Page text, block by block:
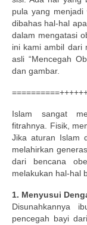
Kajian
FAQ
Contact
About
pula yang
dibahas hal-hal
dalam mengatasi
ini kami ambil dari
asli “Mencegah
dan gambar.
Islam sangat
fitrahnya. Fisik,
Jika aturan Islam
melahirkan
dari bencana
melakukan hal-hal
1. Menyusui
Disunahkannya
pencegah bayi